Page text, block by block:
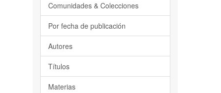
Comunidades & Colecciones
Por fecha de publicación
Autores
Títulos
Materias